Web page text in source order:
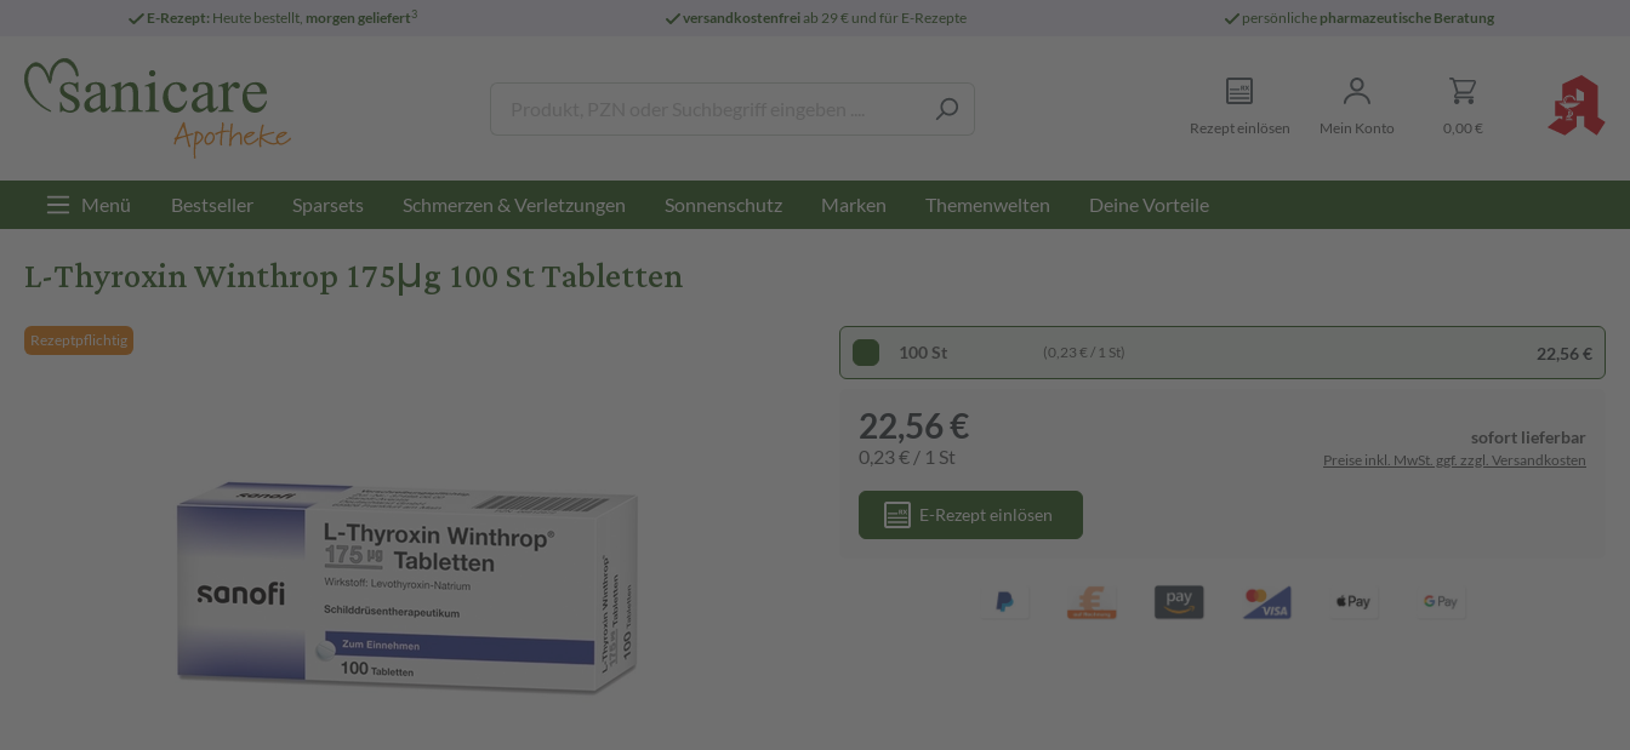
E-Rezept: Heute bestellt, morgen geliefert3 versandkostenfreiab 29 € und für E-Rezepte persönliche pharmazeutische Beratung
Rezept einlösen Mein Konto 0,00 €
Menü Bestseller Sparsets Schmerzen & Verletzungen Sonnenschutz Marken Themenwelten Deine Vorteile
L-Thyroxin Winthrop 175μg 100 St Tabletten
Rezeptpflichtig
100 St (0,23 € / 1 St) 22,56 €
22,56 €
0,23 € / 1 St
sofort lieferbar
Preise inkl. MwSt. ggf. zzgl. Versandkosten
E-Rezept einlösen